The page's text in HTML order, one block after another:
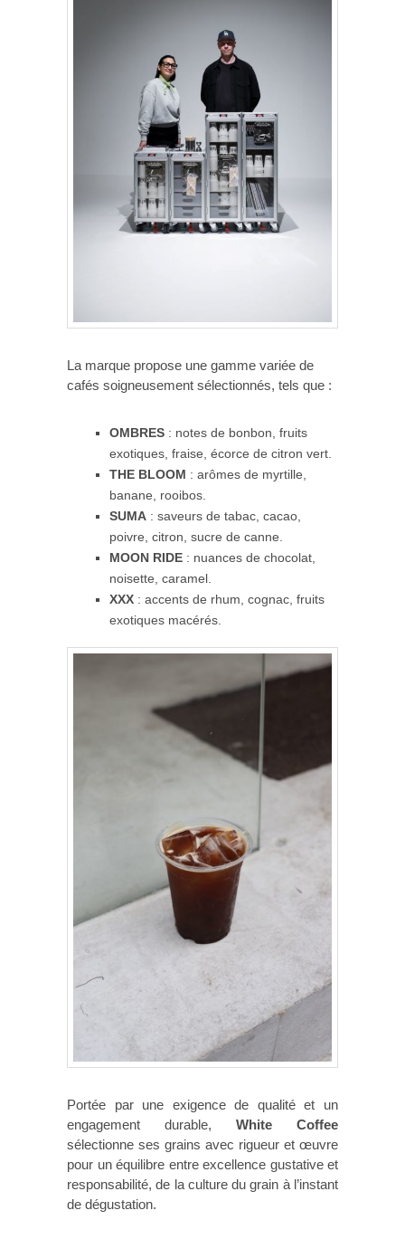
La marque propose une gamme variée de
cafés soigneusement sélectionnés, tels que :
OMBRES: notes de bonbon, fruits
exotiques, fraise, écorce de citron vert.
THE BLOOM : arômes de myrtille,
banane, rooibos.
SUMA: saveurs de tabac, cacao,
poivre, citron, sucre de canne.
MOON RIDE: nuances de chocolat,
noisette, caramel.
XXX: accents de rhum, cognac, fruits
exotiques macérés.
Portée par une exigence de qualité et un
engagement durable, White Coffee
sélectionne ses grains avec rigueur et œuvre
pour un équilibre entre excellence gustative et
responsabilité, de la culture du grain à l’instant
de dégustation.